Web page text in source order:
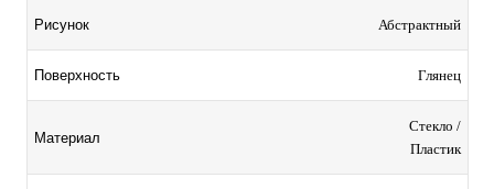
Рисунок Абстрактный
Поверхность Глянец
Материал
Стекло /
Пластик